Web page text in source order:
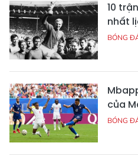
10
nhất
BÓNG
của
BÓNG